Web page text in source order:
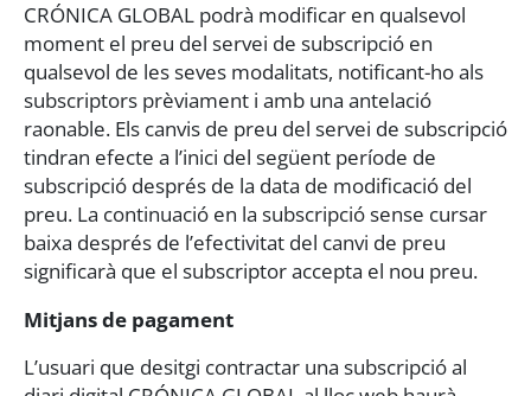
CRÓNICA GLOBAL podrà modificar en qualsevol
moment el preu del servei de subscripció en
qualsevol de les seves modalitats, notificant-ho als
subscriptors prèviament i amb una antelació
raonable. Els canvis de preu del servei de subscripció
tindran efecte a l’inici del següent període de
subscripció després de la data de modificació del
preu. La continuació en la subscripció sense cursar
baixa després de l’efectivitat del canvi de preu
significarà que el subscriptor accepta el nou preu.
Mitjans de pagament
L’usuari que desitgi contractar una subscripció al